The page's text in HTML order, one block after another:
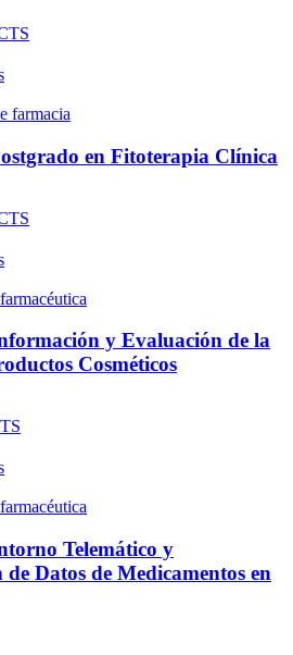
farmacia
en Fitoterapia Clínica
y Evaluación de la
Cosméticos
Telemático y
Datos de Medicamentos en